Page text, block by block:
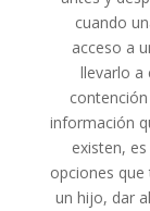
cuando
acceso a
llevarlo a
información
existen,
opciones
un hijo, dar